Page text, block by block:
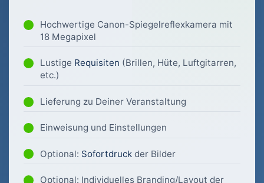
Hochwertige Canon-Spiegelreflexkamera mit
18 Megapixel
Lustige Requisiten (Brillen, Hüte, Luftgitarren,
etc.)
Lieferung zu Deiner Veranstaltung
Einweisung und Einstellungen
Optional: Sofortdruck der Bilder
Optional: Individuelles Branding/Layout der